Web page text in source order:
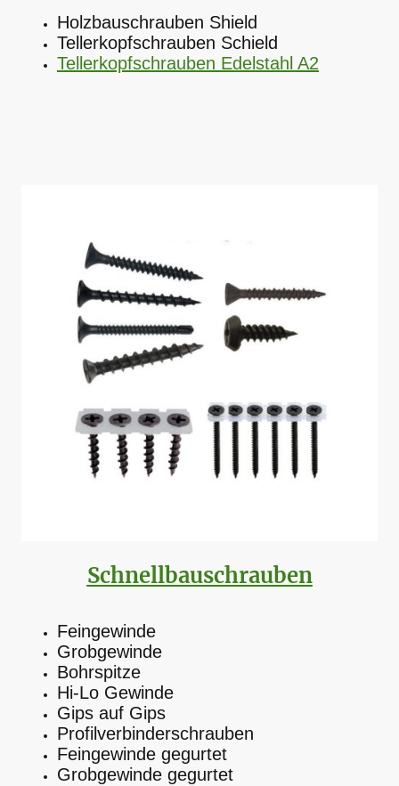
Holzbauschrauben Shield
Tellerkopfschrauben Schield
Tellerkopfschrauben Edelstahl A2
Schnellbauschrauben
Feingewinde
Grobgewinde
Bohrspitze
Hi-Lo Gewinde
Gips auf Gips
Profilverbinderschrauben
Feingewinde gegurtet
Grobgewinde gegurtet